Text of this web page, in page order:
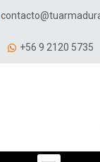
+56 9 2120 5735